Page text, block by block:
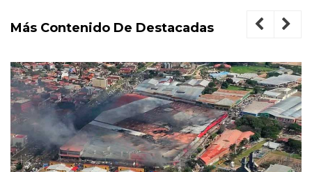
Más Contenido De Destacadas